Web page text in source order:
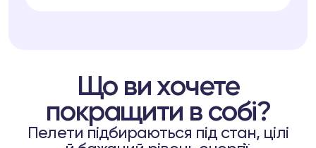
Що ви хочете
покращити в собі?
Пелети підбираються під стан, цілі